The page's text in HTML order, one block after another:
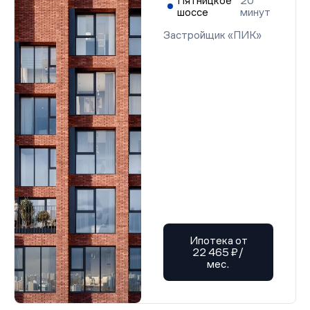
Проектная декларация от 22.08.2025 г.
Проектная декларация от 22.08.2025 г.
Проектная декларация от 22.08.2025 г.
Проектная декларация от 22.08.2025 г.
Проектная декларация от 22.08.2025 г.
Проектная декларация от 22.08.2025 г.
Проектная декларация от 22.08.2025 г.
Проектная декларация от 22.08.2025 г.
Проектная декларация от 22.08.2025 г.
Проектная декларация от 22.08.2025 г.
Проектная декларация от 22.08.2025 г.
Проектная декларация от 22.08.2025 г.
Проектная декларация от 22.08.2025 г.
Проектная декларация от 22.08.2025 г.
Проектная декларация от 22.08.2025 г.
Проектная декларация от 22.08.2025 г.
Проектная декларация от 22.08.2025 г.
Проектная декларация от 22.08.2025 г.
Проектная декларация от 22.08.2025 г.
Проектная декларация от 22.08.2025 г.
Проектная декларация от 22.08.2025 г.
Проектная декларация от 22.08.2025 г.
Проектная декларация от 22.08.2025 г.
Проектная декларация от 22.08.2025 г.
Проектная декларация от 22.08.2025 г.
Проектная декларация от 22.08.2025 г.
шоссе
минут
Застройщик «ПИК»
Ипотека от
22 465 ₽/
мес.